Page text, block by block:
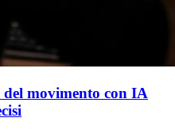
movimento con IA